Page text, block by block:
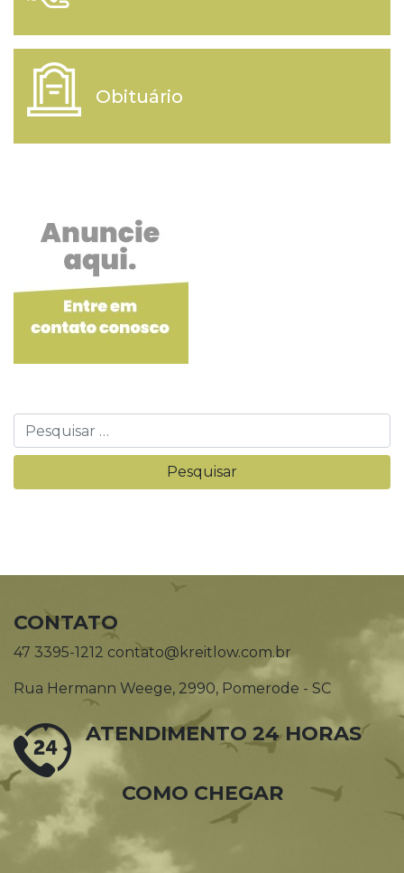
Obituário
CONTATO
47 3395-1212 contato@kreitlow.com.br
Rua Hermann Weege, 2990, Pomerode - SC
ATENDIMENTO 24 HORAS
COMO CHEGAR